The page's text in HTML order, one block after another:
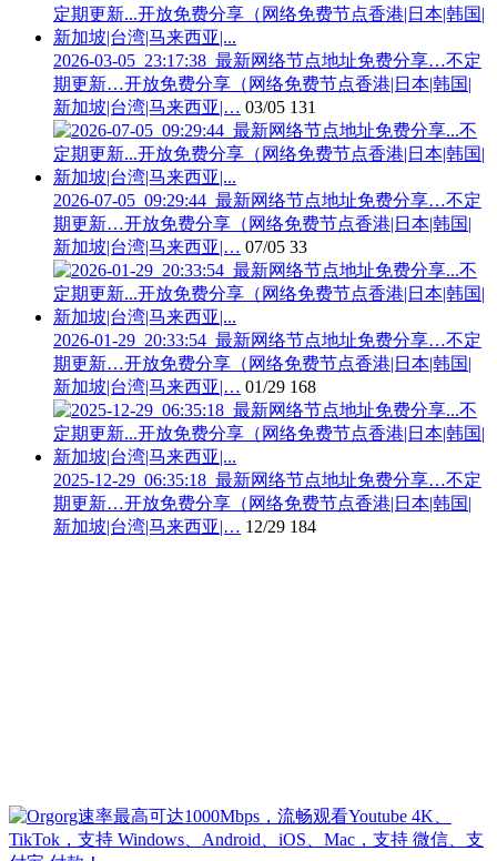
2026-03-05_23:17:38_最新网络节点地址免费分享…不定
期更新…开放免费分享（网络免费节点香港|日本|韩国|
新加坡|台湾|马来西亚|… 03/05 131
2026-07-05_09:29:44_最新网络节点地址免费分享…不定
期更新…开放免费分享（网络免费节点香港|日本|韩国|
新加坡|台湾|马来西亚|… 07/05 33
2026-01-29_20:33:54_最新网络节点地址免费分享…不定
期更新…开放免费分享（网络免费节点香港|日本|韩国|
新加坡|台湾|马来西亚|… 01/29 168
2025-12-29_06:35:18_最新网络节点地址免费分享…不定
期更新…开放免费分享（网络免费节点香港|日本|韩国|
新加坡|台湾|马来西亚|… 12/29 184